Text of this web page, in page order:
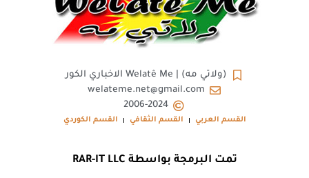
(ولاتي مه) | Welatê Me الاخباري الكور
welateme.net@gmail.com
2006-2024
القسم العربي القسم الثقافي القسم الكوردي
تمت البرمجة بواسطة RAR-IT LLC